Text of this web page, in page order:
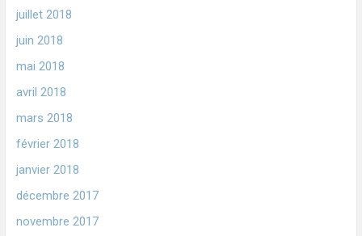
juillet 2018
juin 2018
mai 2018
avril 2018
mars 2018
février 2018
janvier 2018
décembre 2017
novembre 2017